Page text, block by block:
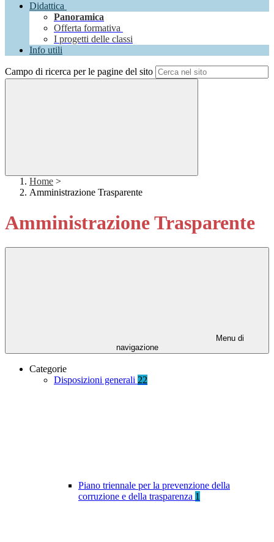
Didattica
Panoramica
Offerta formativa
I progetti delle classi
Info utili
Campo di ricerca per le pagine del sito
Home >
Amministrazione Trasparente
Amministrazione Trasparente
Menu di
navigazione
Categorie
Disposizioni generali 22
Piano triennale per la prevenzione della
corruzione e della trasparenza 1